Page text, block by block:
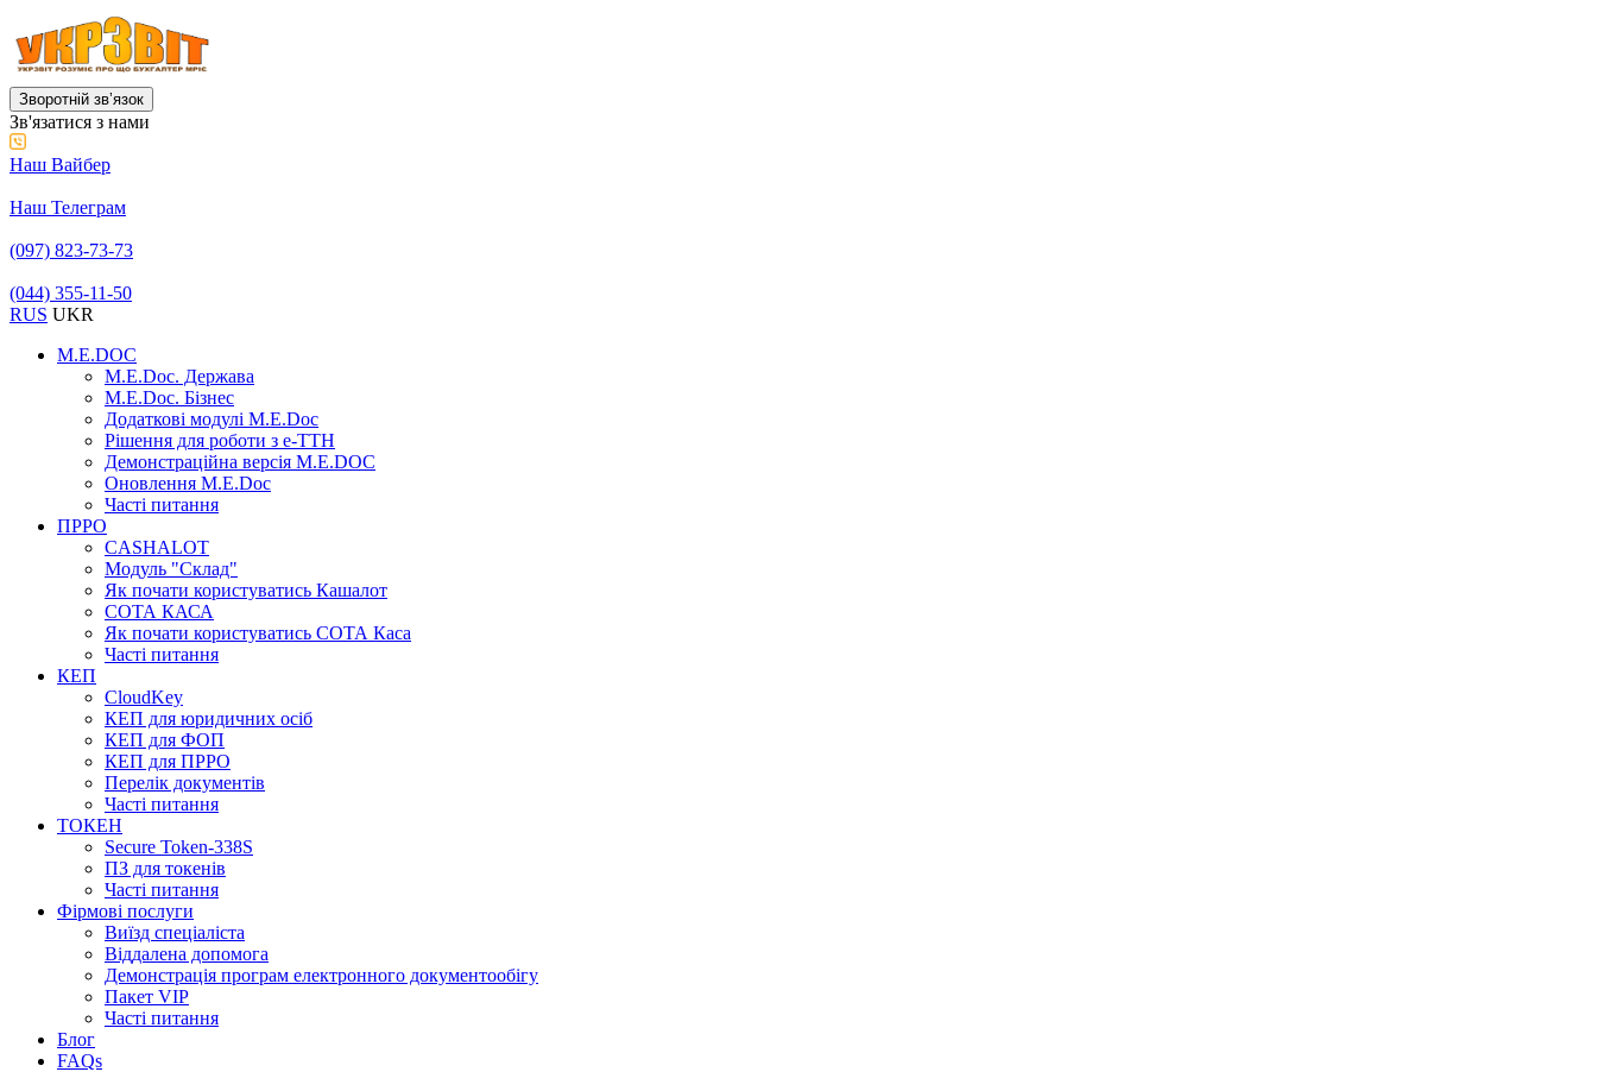
Зворотній звʼязок
Зв'язатися з нами
Наш Вайбер
Наш Телеграм
(097) 823-73-73
(044) 355-11-50
RUS UKR
M.E.DOC
M.E.Doc. Держава
M.E.Doc. Бізнес
Додаткові модулі M.E.Doc
Рішення для роботи з е-ТТН
Демонстраційна версія M.E.DOC
Оновлення M.E.Doc
Часті питання
ПРРО
CASHALOT
Модуль "Склад"
Як почати користуватись Кашалот
СОТА КАСА
Як почати користуватись СОТА Каса
Часті питання
КЕП
CloudKey
КЕП для юридичних осіб
КЕП для ФОП
КЕП для ПРРО
Перелік документів
Часті питання
ТОКЕН
Secure Token-338S
ПЗ для токенів
Часті питання
Фірмові послуги
Виїзд спеціаліста
Віддалена допомога
Демонстрація програм електронного документообігу
Пакет VIP
Часті питання
Блог
FAQs